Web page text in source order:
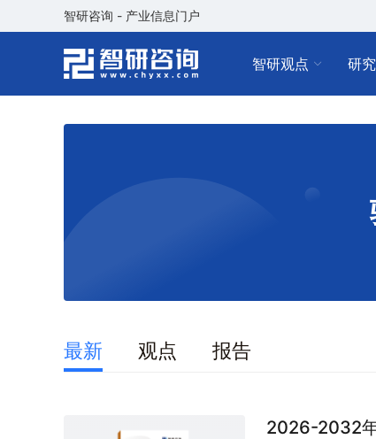
智研咨询 - 产业信息门户
智研观点 研
最新 观点 报告
2026-2032